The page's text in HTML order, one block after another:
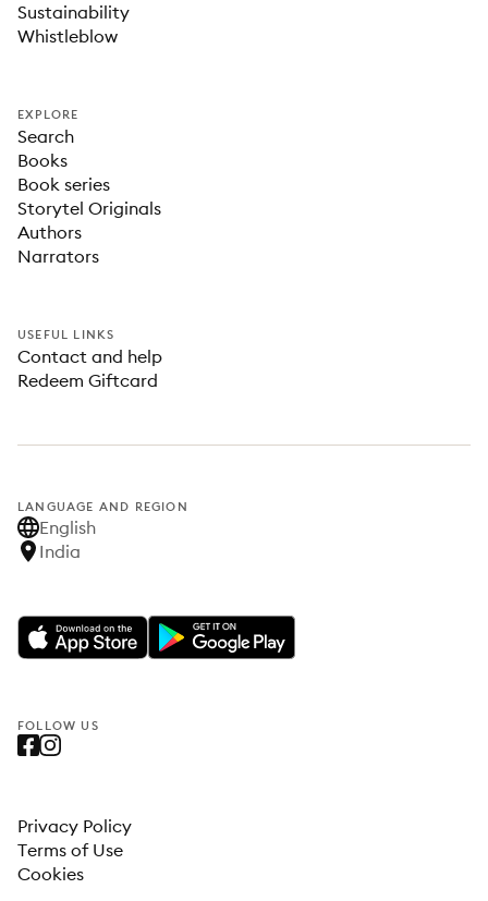
Sustainability
Whistleblow
EXPLORE
Search
Books
Book series
Storytel Originals
Authors
Narrators
USEFUL LINKS
Contact and help
Redeem Giftcard
LANGUAGE AND REGION
English
India
FOLLOW US
Privacy Policy
Terms of Use
Cookies